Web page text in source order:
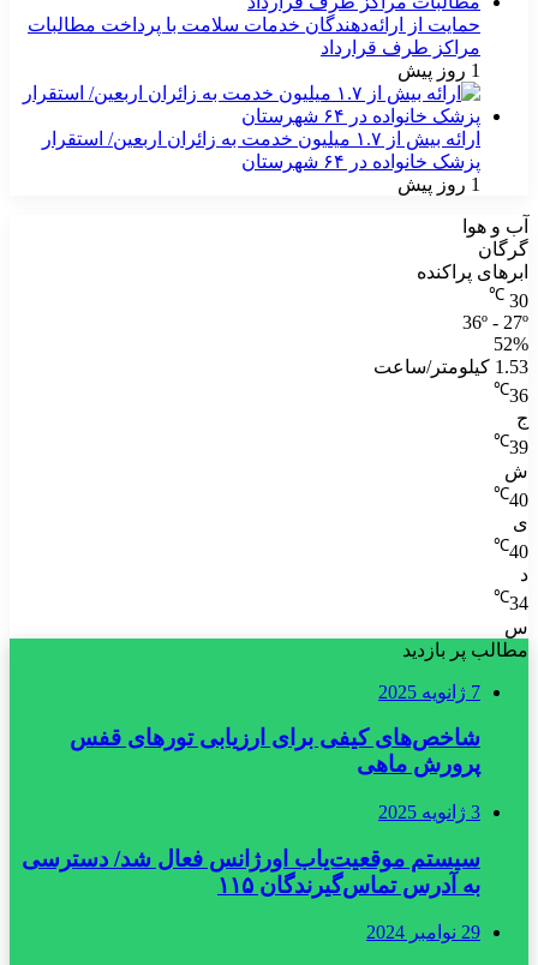
حمایت از ارائه‌دهندگان خدمات سلامت با پرداخت مطالبات
مراکز طرف قرارداد
1 روز پیش
ارائه بیش از ۱.۷ میلیون خدمت به زائران اربعین/ استقرار
پزشک خانواده در ۶۴ شهرستان
1 روز پیش
آب و هوا
گرگان
ابرهای پراکنده
30
℃
36º - 27º
52%
1.53 کیلومتر/ساعت
36
℃
ج
39
℃
ش
40
℃
ی
40
℃
د
34
℃
س
مطالب پر بازدید
7 ژانویه 2025
شاخص‌های کیفی برای ارزیابی تورهای قفس
پرورش ماهی
3 ژانویه 2025
سیستم موقعیت‌یاب اورژانس فعال شد/ دسترسی
به آدرس تماس‌گیرندگان ۱۱۵
29 نوامبر 2024